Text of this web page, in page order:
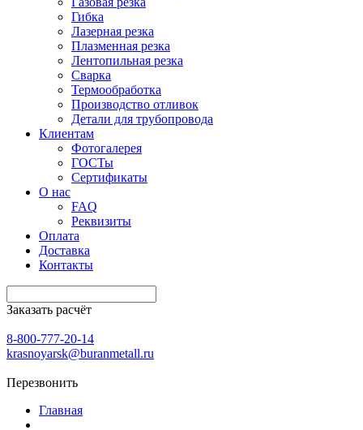
Гибка
Лазерная резка
Плазменная резка
Лентопильная резка
Сварка
Термообработка
Производство отливок
Детали для трубопровода
Клиентам
Фотогалерея
ГОСТы
Сертификаты
О нас
FAQ
Реквизиты
Оплата
Доставка
Контакты
Заказать расчёт
8-800-777-20-14
krasnoyarsk@buranmetall.ru
Перезвонить
Главная